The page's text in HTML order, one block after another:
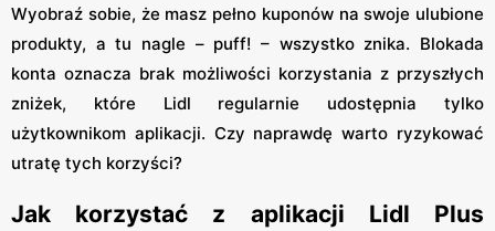
Wyobraź sobie, że masz pełno kuponów na swoje ulubione
produkty, a tu nagle – puff! – wszystko znika. Blokada
konta oznacza brak możliwości korzystania z przyszłych
zniżek, które Lidl regularnie udostępnia tylko
użytkownikom aplikacji. Czy naprawdę warto ryzykować
utratę tych korzyści?
Jak korzystać z aplikacji Lidl Plus